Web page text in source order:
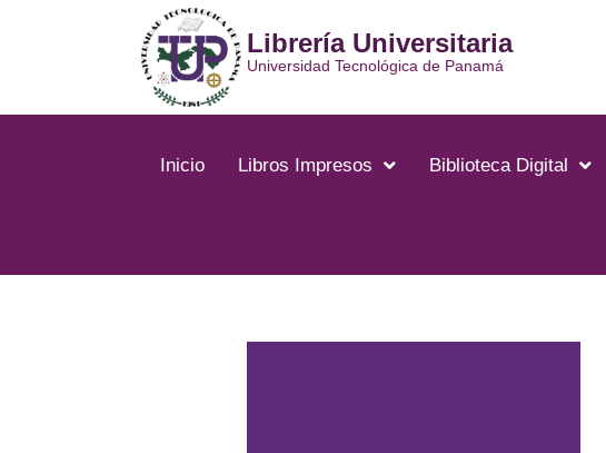
Librería Universitaria
Universidad Tecnológica de Panamá
Inicio Libros Impresos Biblioteca Digital